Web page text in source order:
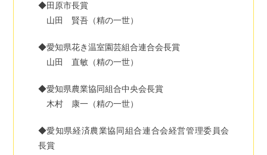
◆田原市長賞
山田 賢吾（精の一世）
◆愛知県花き温室園芸組合連合会長賞
山田 直敏（精の一世）
◆愛知県農業協同組合中央会長賞
木村 康一（精の一世）
◆愛知県経済農業協同組合連合会経営管理委員会
長賞